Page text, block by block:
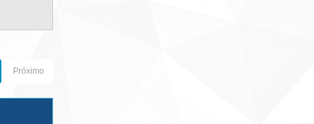
Próximo